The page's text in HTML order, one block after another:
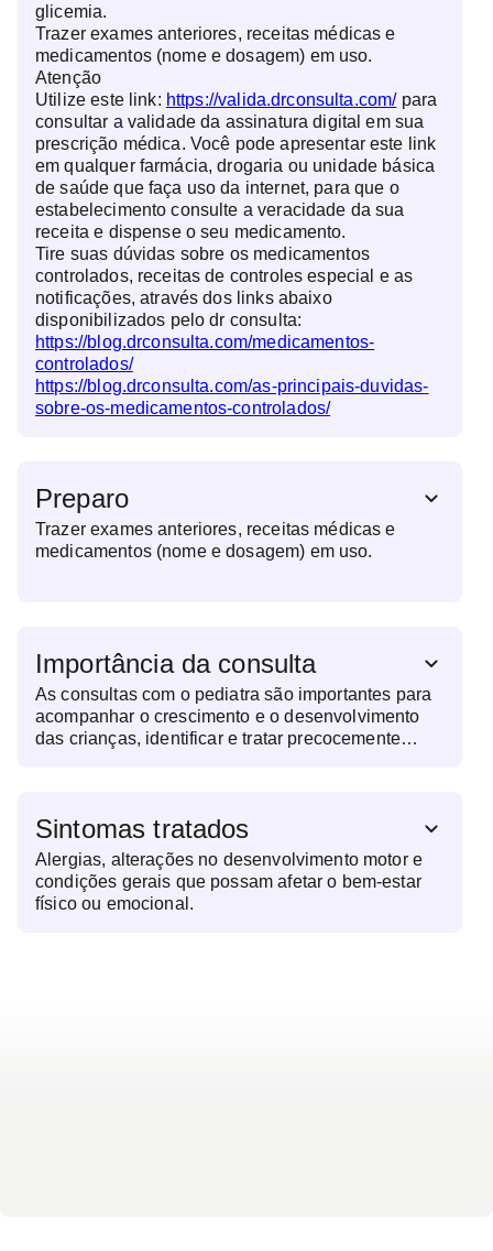
glicemia.
Trazer exames anteriores, receitas médicas e
medicamentos (nome e dosagem) em uso.
Atenção
Utilize este link: https://valida.drconsulta.com/para
consultar a validade da assinatura digital em sua
prescrição médica. Você pode apresentar este link
em qualquer farmácia, drogaria ou unidade básica
de saúde que faça uso da internet, para que o
estabelecimento consulte a veracidade da sua
receita e dispense o seu medicamento.
Tire suas dúvidas sobre os medicamentos
controlados, receitas de controles especial e as
notificações, através dos links abaixo
disponibilizados pelo dr consulta:
https://blog.drconsulta.com/medicamentos-
controlados/
https://blog.drconsulta.com/as-principais-duvidas-
sobre-os-medicamentos-controlados/
Preparo
Trazer exames anteriores, receitas médicas e
medicamentos (nome e dosagem) em uso.
Importância da consulta
As consultas com o pediatra são importantes para
acompanhar o crescimento e o desenvolvimento
das crianças, identificar e tratar precocemente
doenças, promover hábitos saudáveis e garantir
que a criança atinja seu pleno potencial físico e
emocional, desde pequena.
Sintomas tratados
Alergias, alterações no desenvolvimento motor e
condições gerais que possam afetar o bem-estar
físico ou emocional.